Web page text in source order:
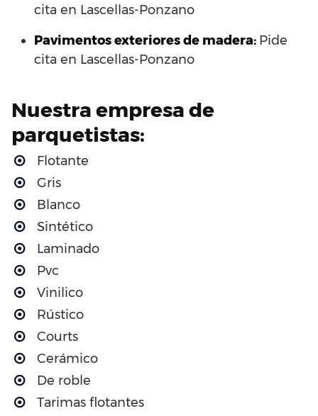
cita en Lascellas-Ponzano
Pavimentos exteriores de madera: Pide
cita en Lascellas-Ponzano
Nuestra empresa de
parquetistas:
Flotante
Gris
Blanco
Sintético
Laminado
Pvc
Vinilico
Rústico
Courts
Cerámico
De roble
Tarimas flotantes